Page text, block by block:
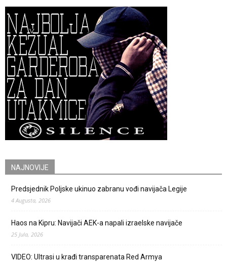
NAJNOVIJE
Predsjednik Poljske ukinuo zabranu vođi navijača Legije
4 Augusta, 2026
Haos na Kipru: Navijači AEK-a napali izraelske navijače
25 Jula, 2026
VIDEO: Ultrasi u krađi transparenata Red Armya